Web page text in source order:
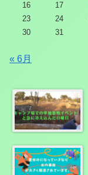
16
17
23
24
30
31
« 6月